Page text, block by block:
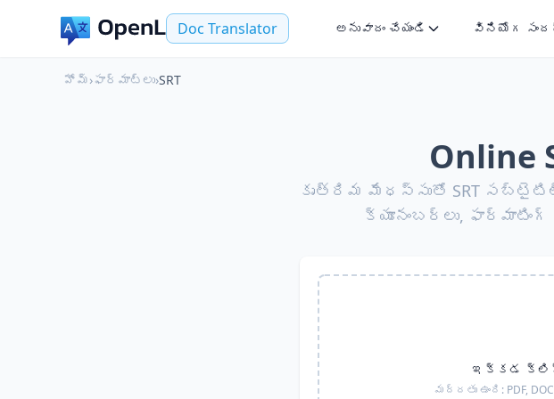
Doc Translator అనువాదం చేయండి వినియోగ
హోమ్›ఫార్మాట్లు›SRT
Online
కృత్రిమ మేధస్సుతో SRT
క్యూనంబర్లు,
ఇక్కడ క్లిక్
మద్దతు ఉంది: PDF,